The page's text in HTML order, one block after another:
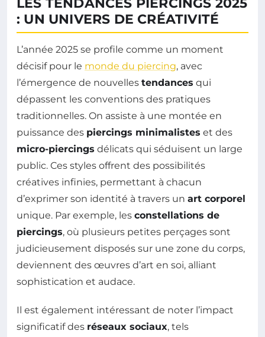
LES TENDANCES PIERCINGS 2025
: UN UNIVERS DE CRÉATIVITÉ
L’année 2025 se profile comme un moment
décisif pour le monde du piercing, avec
l’émergence de nouvelles tendances qui
dépassent les conventions des pratiques
traditionnelles. On assiste à une montée en
puissance des piercings minimalistes et des
micro-piercings délicats qui séduisent un large
public. Ces styles offrent des possibilités
créatives infinies, permettant à chacun
d’exprimer son identité à travers un art corporel
unique. Par exemple, les constellations de
piercings, où plusieurs petites perçages sont
judicieusement disposés sur une zone du corps,
deviennent des œuvres d’art en soi, alliant
sophistication et audace.
Il est également intéressant de noter l’impact
significatif des réseaux sociaux, tels